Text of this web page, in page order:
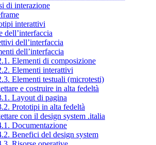
di interazione
interattivi
dell’interfaccia
dell’interfaccia
dell’interfaccia
Elementi di composizione
Elementi interattivi
Elementi testuali (microtesti)
e costruire in alta fedeltà
Layout di pagina
Prototipi in alta fedeltà
con il design system .italia
Documentazione
Benefici del design system